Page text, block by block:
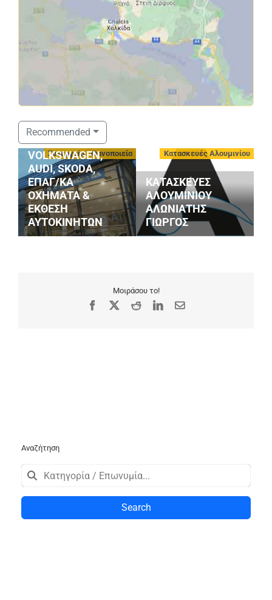
Recommended
Συνεργεία - Φανοποιεία
ΣΤΑΘΟΠΟΥΛΟΣ
SERVICE
VOLKSWAGEN,
AUDI, SKODA,
ΕΠΑΓ/ΚΑ
ΟΧΗΜΑΤΑ &
ΕΚΘΕΣΗ
ΑΥΤΟΚΙΝΗΤΩΝ
Κατασκευές Αλουμινίου
ΚΑΤΑΣΚΕΥΕΣ
ΑΛΟΥΜΙΝΙΟΥ
ΑΛΩΝΙΑΤΗΣ
ΓΙΩΡΓΟΣ
Μοιράσου το!
Facebook RedditLinkedIn
Email
Αναζήτηση
Search